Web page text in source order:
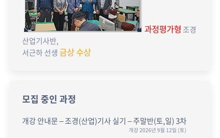
과정평가형조경
산업기사반,
서근하 선생 금상 수상
모집 중인 과정
개강 안내문 – 조경(산업)기사 실기 – 주말반(토,일) 3차
개강 2026년 9월 12일 (토)